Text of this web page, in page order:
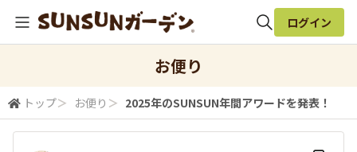
検索
ログイン
お便り
トップ＞ お便り ＞ 2025年のSUNSUN年間アワードを発表！